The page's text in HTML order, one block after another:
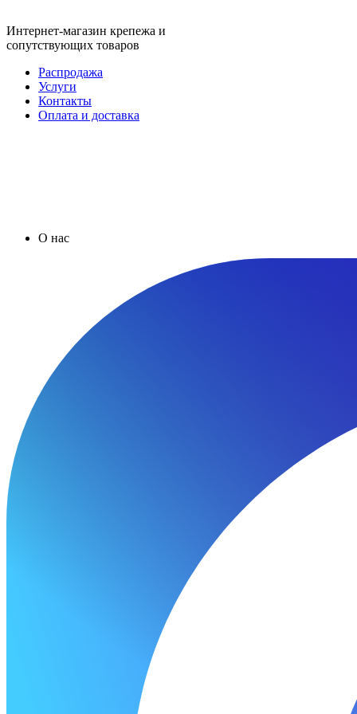
Интернет-магазин крепежа и
сопутствующих товаров
Распродажа
Услуги
Контакты
Оплата и доставка
О нас